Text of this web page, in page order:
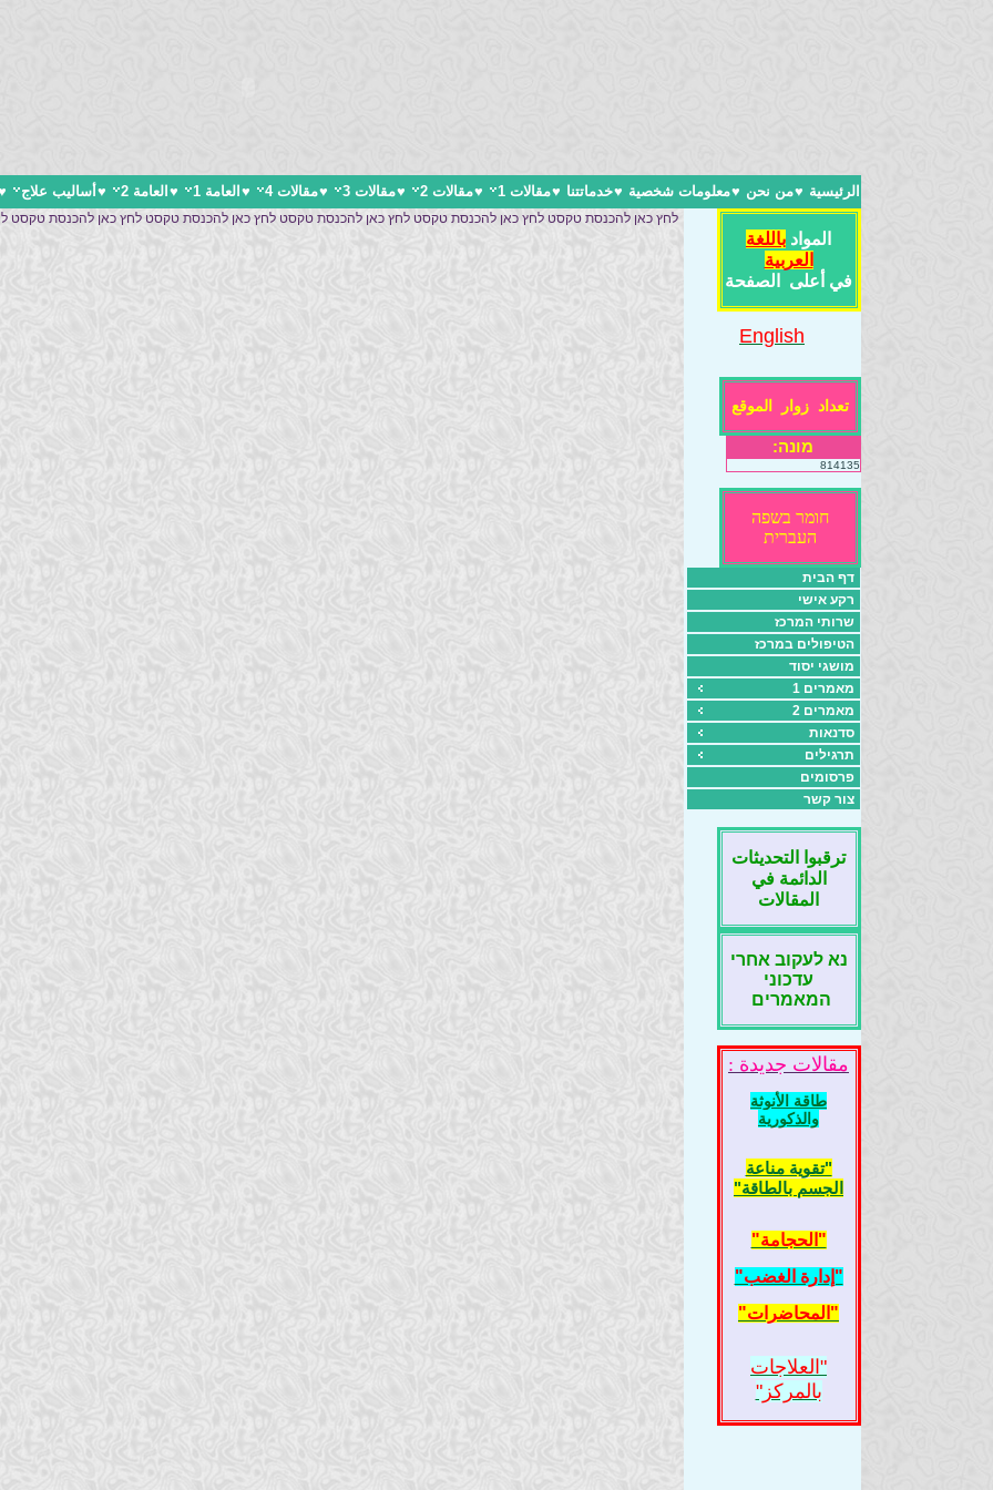
الرئيسية ♥من نحن ♥معلومات شخصية ♥خدماتتنا ♥مقالات 1 ♥مقالات 2 ♥مقالات 3 ♥مقالات 4 ♥ العامة 1 ♥ العامة 2 ♥ أساليب علاج
المواد باللغة
العربية
في أعلى الصفحة
English
تعداد زوار الموقع
מונה:
814135
חומר בשפה
העברית
דף הבית
רקע אישי
שרותי המרכז
הטיפולים במרכז
מושגי יסוד
מאמרים 1
מאמרים 2
סדנאות
תרגילים
פרסומים
צור קשר
ترقبوا التحديثات
الدائمة في
المقالات
נא לעקוב אחרי
עדכוני
המאמרים
مقالات جديدة :
طاقة الأنوثة
والذكورية
"تقوية مناعة
الجسم بالطاقة"
"الحجامة"
"إدارة الغضب"
"المحاضرات"
"العلاجات
بالمركز"
לחץ כאן להכנסת טקסט לחץ כאן להכנסת טקסט לחץ כאן להכנסת טקסט לחץ כאן להכנסת טקסט לחץ כאן להכנסת טקסט